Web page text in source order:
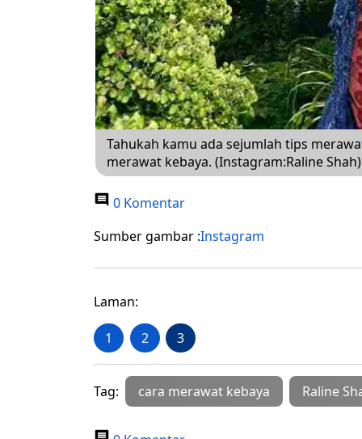
Tahukah kamu ada sejumlah tips
merawat kebaya. (Instagram:Raline Shah)
0 Komentar
Sumber gambar :Instagram
Laman:
1 2 3
Tag: cara merawat kebaya Raline